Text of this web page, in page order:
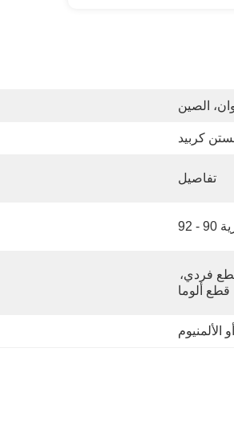
الصين
كربيد
تفاصيل
92
قطع ألوما
الألمنيوم